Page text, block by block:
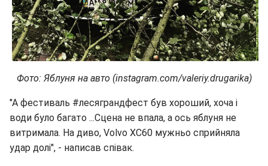
Фото: Яблуня на авто (instagram.com/valeriy.drugarika)
"А фестиваль #лесяграндфест був хороший, хоча і
води було багато ...Сцена не впала, а ось яблуня не
витримала. На диво, Volvo XC60 мужньо сприйняла
удар долі", - написав співак.